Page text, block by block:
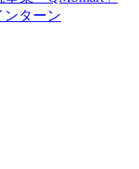
ンターン